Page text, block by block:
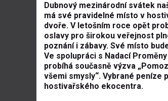
Dubnový mezinárodní svátek
má své pravidelné místo v
dvoře. V letošním roce opět
oslavy pro širokou veřejnost
poznání i zábavy. Své místo
Ve spolupráci s Nadací
probíhá současně výzva
všemi smysly“. Vybrané peníze
hostivařského ekocentra.